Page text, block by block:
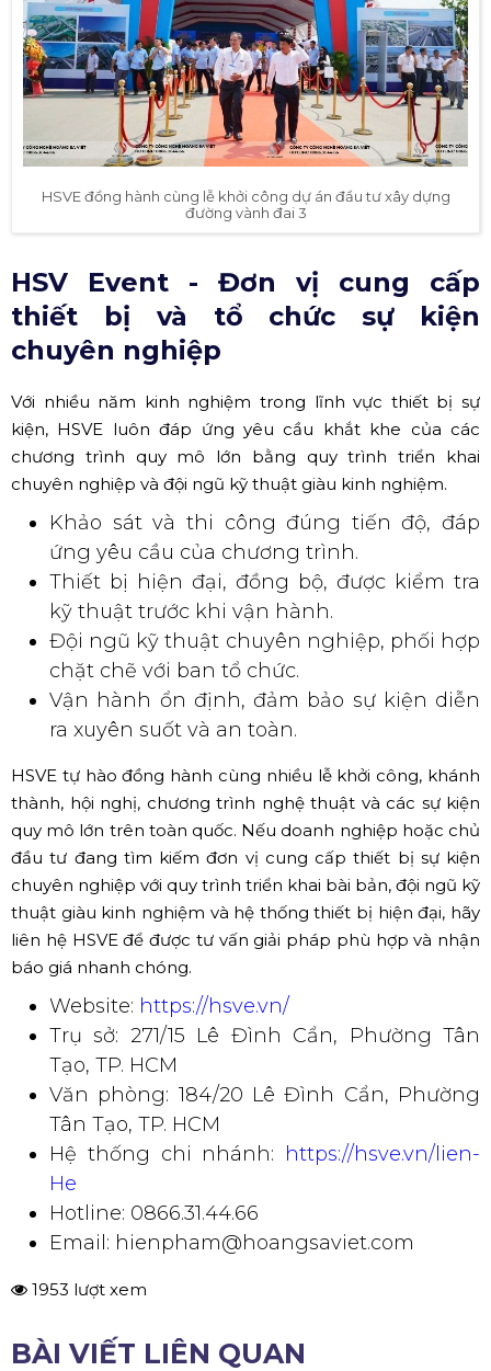
HSVE đồng hành cùng lễ khởi công dự án đầu tư xây dựng
đường vành đai 3
HSV Event - Đơn vị cung cấp
thiết bị và tổ chức sự kiện
chuyên nghiệp
Với nhiều năm kinh nghiệm trong lĩnh vực thiết bị sự
kiện, HSVE luôn đáp ứng yêu cầu khắt khe của các
chương trình quy mô lớn bằng quy trình triển khai
chuyên nghiệp và đội ngũ kỹ thuật giàu kinh nghiệm.
Khảo sát và thi công đúng tiến độ, đáp
ứng yêu cầu của chương trình.
Thiết bị hiện đại, đồng bộ, được kiểm tra
kỹ thuật trước khi vận hành.
Đội ngũ kỹ thuật chuyên nghiệp, phối hợp
chặt chẽ với ban tổ chức.
Vận hành ổn định, đảm bảo sự kiện diễn
ra xuyên suốt và an toàn.
HSVE tự hào đồng hành cùng nhiều lễ khởi công, khánh
thành, hội nghị, chương trình nghệ thuật và các sự kiện
quy mô lớn trên toàn quốc. Nếu doanh nghiệp hoặc chủ
đầu tư đang tìm kiếm đơn vị cung cấp thiết bị sự kiện
chuyên nghiệp với quy trình triển khai bài bản, đội ngũ kỹ
thuật giàu kinh nghiệm và hệ thống thiết bị hiện đại, hãy
liên hệ HSVE để được tư vấn giải pháp phù hợp và nhận
báo giá nhanh chóng.
Website: https://hsve.vn/
Trụ sở: 271/15 Lê Đình Cẩn, Phường Tân
Tạo, TP. HCM
Văn phòng: 184/20 Lê Đình Cẩn, Phường
Tân Tạo, TP. HCM
Hệ thống chi nhánh:
https://hsve.vn/lien-
He
Hotline: 0866.31.44.66
Email: hienpham@hoangsaviet.com
1953 lượt xem
BÀI VIẾT LIÊN QUAN